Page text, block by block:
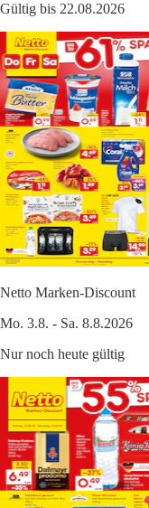
Gültig bis 22.08.2026
Netto Marken-Discount
Mo. 3.8. - Sa. 8.8.2026
Nur noch heute gültig